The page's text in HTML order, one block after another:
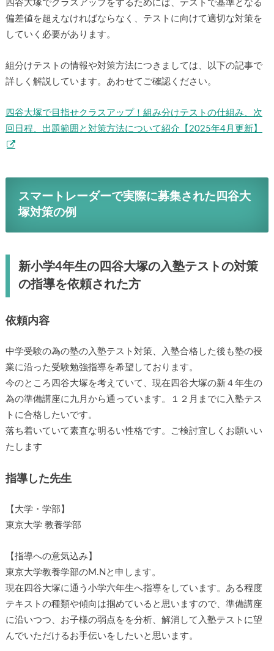
四谷大塚でクラスアップをするためには、テストで基準となる
偏差値を超えなければならなく、テストに向けて適切な対策を
していく必要があります。
組分けテストの情報や対策方法につきましては、以下の記事で
詳しく解説しています。あわせてご確認ください。
四谷大塚で目指せクラスアップ！組み分けテストの仕組み、次
回日程、出題範囲と対策方法について紹介【2025年4月更新】
スマートレーダーで実際に募集された四谷大
塚対策の例
新小学4年生の四谷大塚の入塾テストの対策
の指導を依頼された方
依頼内容
中学受験の為の塾の入塾テスト対策、入塾合格した後も塾の授
業に沿った受験勉強指導を希望しております。
今のところ四谷大塚を考えていて、現在四谷大塚の新４年生の
為の準備講座に九月から通っています。１２月までに入塾テス
トに合格したいです。
落ち着いていて素直な明るい性格です。ご検討宜しくお願いい
たします
指導した先生
【大学・学部】
東京大学 教養学部
【指導への意気込み】
東京大学教養学部のM.Nと申します。
現在四谷大塚に通う小学六年生へ指導をしています。ある程度
テキストの種類や傾向は掴めていると思いますので、準備講座
に沿いつつ、お子様の弱点をを分析、解消して入塾テストに望
んでいただけるお手伝いをしたいと思います。